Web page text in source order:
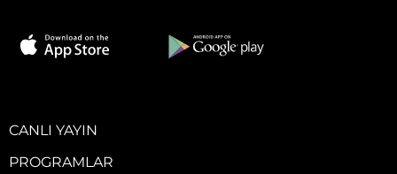
CANLI YAYIN
PROGRAMLAR